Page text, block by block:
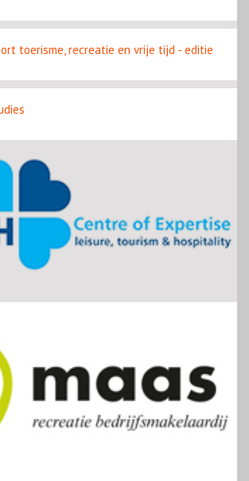
toerisme, recreatie en vrije tijd - editie